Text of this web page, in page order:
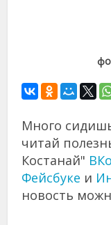
Много
читай
Костанай"
Фейсбуке и
новость